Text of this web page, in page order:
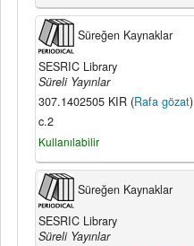
Süreğen Kaynaklar
SESRIC Library
Süreli Yayınlar
307.1402505 KIR (Rafa gözat)
c.2
Kullanılabilir
Süreğen Kaynaklar
SESRIC Library
Süreli Yayınlar